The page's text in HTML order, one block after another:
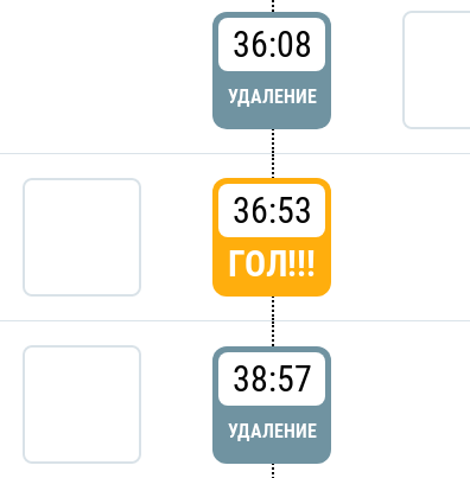
36:08
УДАЛЕНИЕ
36:53
ГОЛ!!!
38:57
УДАЛЕНИЕ